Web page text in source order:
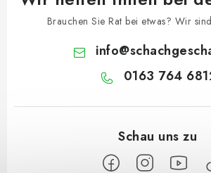
Brauchen Sie Rat bei etwas? Wir
info@
0163 764